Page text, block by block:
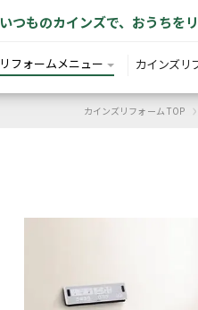
いつものカインズで、おうちをリ
リフォームメニュー カインズリ
カインズリフォーム TOP ›